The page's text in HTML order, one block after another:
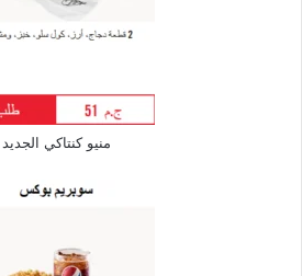
منيو كنتاكي الجديد